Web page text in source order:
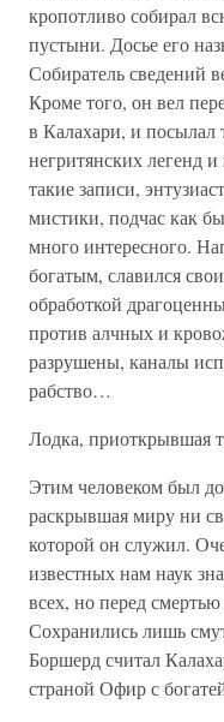
кропотливо собирал
пустыни. Досье его
Собиратель сведений
Кроме того, он вел
в Калахари, и посылал
негритянских легенд
такие записи,
мистики, подчас как
много интересного.
богатым, славился
обработкой
против алчных и
разрушены, каналы
рабство…
Лодка, приоткрывшая
Этим человеком был
раскрывшая миру ни
которой он служил.
известных нам наук
всех, но перед
Сохранились лишь
Боршерд считал
страной Офир с